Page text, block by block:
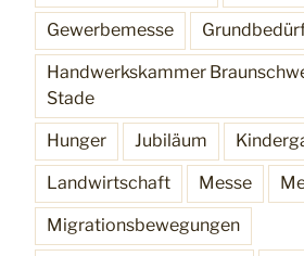
Gewerbemesse
Handwerkskammer
Stade
Hunger Jubiläum
Landwirtschaft Messe
Migrationsbewegungen